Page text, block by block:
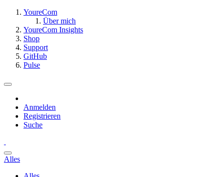
YoureCom
Über mich
YoureCom Insights
Shop
Support
GitHub
Pulse
Anmelden
Registrieren
Suche
Alles